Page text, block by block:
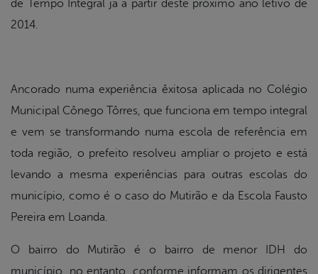
de Tempo Integral já a partir deste próximo ano letivo de
2014.
Ancorado numa experiência êxitosa aplicada no Colégio
Municipal Cônego Tôrres, que funciona em tempo integral
e vem se transformando numa escola de referência em
toda região, o prefeito resolveu ampliar o projeto e está
levando a mesma experiências para outras escolas do
município, como é o caso do Mutirão e da Escola Fausto
Pereira em Loanda.
O bairro do Mutirão é o bairro de menor IDH do